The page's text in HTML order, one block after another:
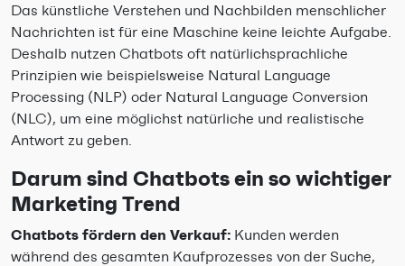
Das künstliche Verstehen und Nachbilden menschlicher
Nachrichten ist für eine Maschine keine leichte Aufgabe.
Deshalb nutzen Chatbots oft natürlichsprachliche
Prinzipien wie beispielsweise Natural Language
Processing (NLP) oder Natural Language Conversion
(NLC), um eine möglichst natürliche und realistische
Antwort zu geben.
Darum sind Chatbots ein so wichtiger
Marketing Trend
Chatbots fördern den Verkauf: Kunden werden
während des gesamten Kaufprozesses von der Suche,